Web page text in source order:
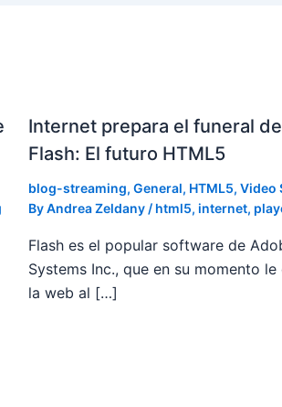
Internet prepara el funeral
Flash: El futuro HTML5
blog-streaming,General, HTML5,Video
ByAndrea Zeldany / html5,internet,
Flash es el popular software de
Systems Inc., que en su momento
la web al […]